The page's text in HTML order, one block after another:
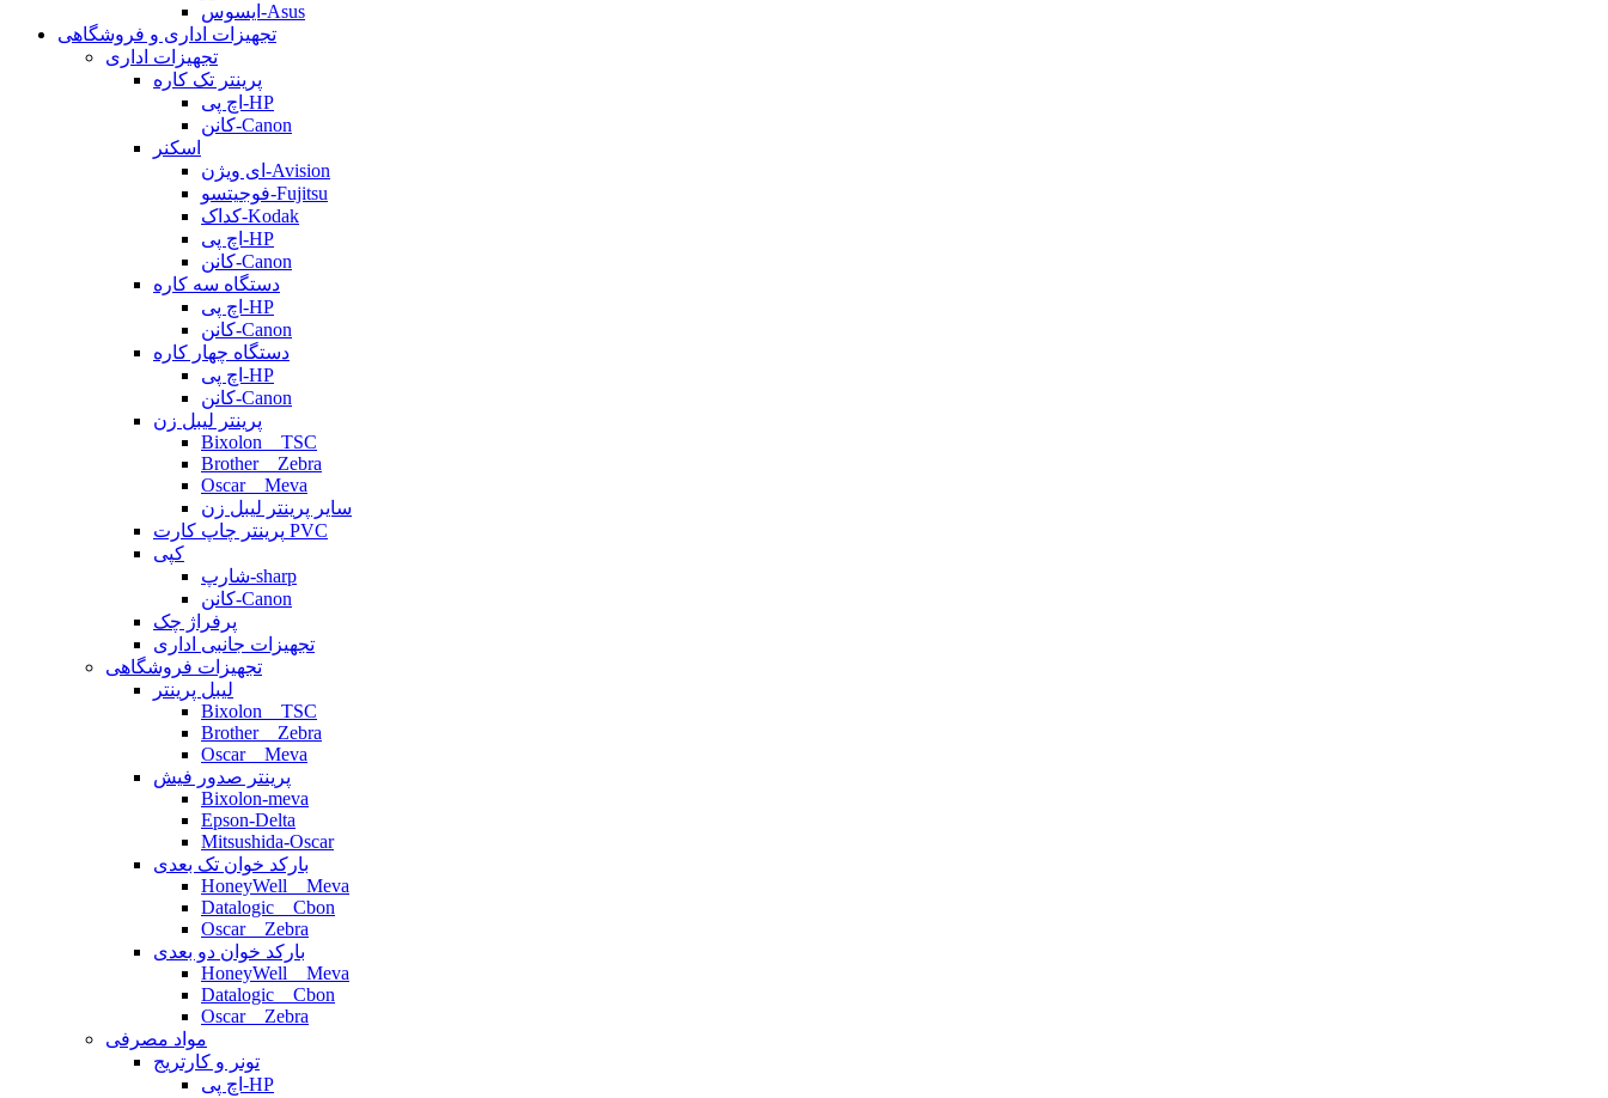
ایسوس-Asus
تجهیزات اداری و فروشگاهی
تجهیزات اداری
پرینتر تک کاره
اچ پی-HP
کانن-Canon
اسکنر
ای ویژن-Avision
فوجیتسو-Fujitsu
کداک-Kodak
اچ پی-HP
کانن-Canon
دستگاه سه کاره
اچ پی-HP
کانن-Canon
دستگاه چهار کاره
اچ پی-HP
کانن-Canon
پرینتر لیبل زن
Bixolon _ TSC
Brother _ Zebra
Oscar _ Meva
سایر پرینتر لیبل زن
پرینتر چاپ کارت PVC
کپی
شارپ-sharp
کانن-Canon
پرفراژ چک
تجهیزات جانبی اداری
تجهیزات فروشگاهی
لیبل پرینتر
Bixolon _ TSC
Brother _ Zebra
Oscar _ Meva
پرینتر صدور فیش
Bixolon-meva
Epson-Delta
Mitsushida-Oscar
بارکد خوان تک بعدی
HoneyWell _ Meva
Datalogic _ Cbon
Oscar _ Zebra
بارکد خوان دو بعدی
HoneyWell _ Meva
Datalogic _ Cbon
Oscar _ Zebra
مواد مصرفی
تونر و کارتریج
اچ پی-HP